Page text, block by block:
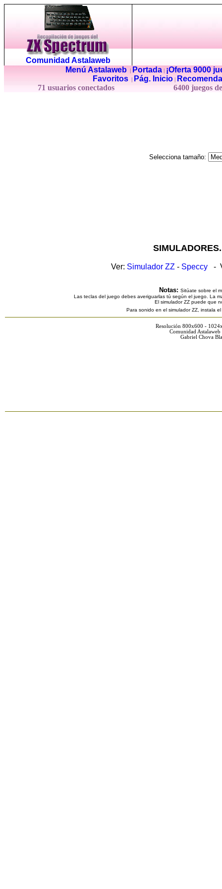
Comunidad Astalaweb
Menú Astalaweb| Portada|
¡Oferta 9000
Favoritos
Pág. Inicio
71 usuarios conectados
6400 juegos
Selecciona tamaño:
Ver: Simulador ZZ - Speccy -
Notas: Sitúate sobre el
Las teclas del juego debes averiguarlas tú según el juego. La
El simulador ZZ puede que
Para sonido en el simulador ZZ, instala
Resolución 800x600 -
Comunidad
Gabriel Chova